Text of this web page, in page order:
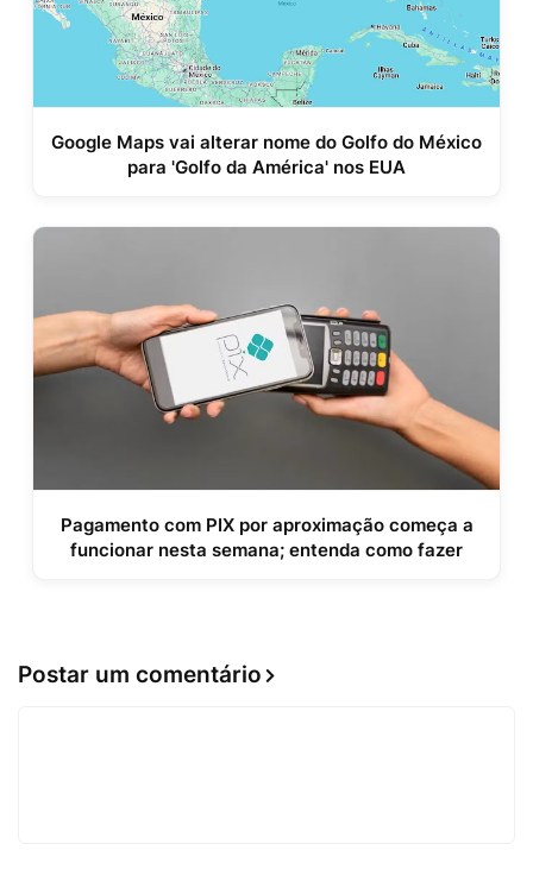
Google Maps vai alterar nome do Golfo do México
para 'Golfo da América' nos EUA
Pagamento com PIX por aproximação começa a
funcionar nesta semana; entenda como fazer
Postar um comentário